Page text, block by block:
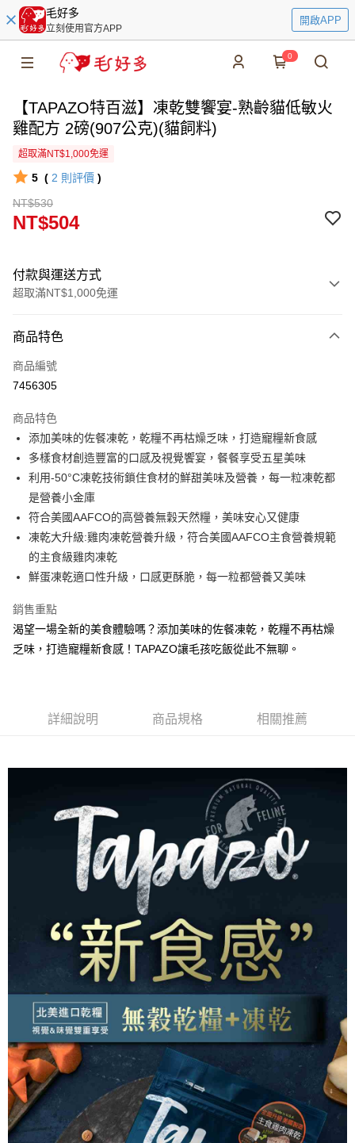
毛好多
立刻使用官方APP
開啟APP
0
【TAPAZO特百滋】凍乾雙饗宴-熟齡貓低敏火
雞配方 2磅(907公克)(貓飼料)
超取滿NT$1,000免運
5 ( 2 則評價 )
NT$530
NT$504
付款與運送方式
超取滿NT$1,000免運
信用卡一次付款
信用卡分期付款
合作金庫商業銀行
華南商業銀行
彰化商業銀行
上海商業儲蓄銀行
台北富邦商業銀行
國泰世華商業銀行
兆豐國際商業銀行
臺灣中小企業銀行
匯豐（台灣）商業銀行
華泰商業銀行
聯邦商業銀行
遠東國際商業銀行
元大商業銀行
永豐商業銀行
玉山商業銀行
台新國際商業銀行
中國信託商業銀行
超商取貨付款
LINE Pay
Apple Pay
街口支付
Google Pay
全盈+PAY
大哥付你分期
相關說明
流程，驗證手機門號後，選擇欲分期的期數、繳款截止日，確認付款後即完
1.分期款項不併入電信帳單，「大哥付你分期」於每月結算日後寄送繳費提
2.透過簡訊連結打開帳單後，可選擇「超商條碼／台灣大直營門市／銀行轉
帳／街口支付／iPASS MONEY」等通路繳費。
1.本服務係由「台灣大哥大股份有限公司」（以下簡稱本公司）所提供，讓
用戶於交易時，得透過本服務購買商品或服務，並由商店將買賣／分期付款
買賣價金債權讓與本公司後，依約使用本公司帳單繳交帳款。
2.基於同意付款使用「大哥付你分期」之契約關係目的，商店將以您的個人
資料（包含姓名、電話或地址）提供予台灣大哥大進項蒐集、處理及利用，
由本公司與您本人進行分期帳單所需資料之確認、核對及更正。
3.完整用戶服務條款，請詳閱以下連結：
https://oppay.tw/userRule
【關於「AFTEE先享後付」】
１．簡單：不需註冊會員、不需綁卡、不需儲值。
【「AFTEE先享後付」結帳流程】
１．於結帳方式選擇「AFTEE先享後付」後，將跳轉至「AFTEE先享後付」
結帳頁面，進行簡訊認證並確認金額後，即可完成結帳。
２．訂單成立數日內，您將收到繳費通知簡訊。
３．收到繳費通知簡訊後14天內，點擊此簡訊中的連結，可透過四大超商／
ATM／網路銀行／等多元方式進行付款，方視為交易完成。
※ 請注意：結帳手續完成當下不需立刻繳費，但若您需要取消訂單，請聯絡
購買商品的店家。未經商家同意取消之訂單仍視為有效，需透過AFTEE先享
後付繳納相關費用。
※ 交易是否成功請以「AFTEE先享後付 」之結帳頁面顯示為準，若有關於
是否繳費成功／繳費後需取消欲退款等相關疑問，請聯繫「AFTEE先享後付
客戶支援中心」
https://netprotections.freshdesk.com/support/home
【注意事項】
１．透過由恩沛科技股份有限公司提供之「AFTEE先享後付」服務完成之交
易，需依本服務之必要範圍內提供個人資料，並將交易相關給付款項請求債
權轉讓予恩沛科技股份有限公司。
２．關於個人資料處理事宜，請瀏覽以下網址：
https://aftee.tw/terms/#terms3
３．未成年的使用者請事先徵得法定代理人或監護人之同意方可使用
「AFTEE先享後付」，若未經同意申辦者引起之損失，本公司不負相關責
任。
４．使用「AFTEE先享後付」時，將依據個別帳號之用戶狀況，依本公司即
全家取貨付款
每筆NT$65，滿NT$1,000(含以上)免運費
付款後全家取貨
每筆NT$65，滿NT$1,000(含以上)免運費
7-11取貨付款
每筆NT$65，滿NT$1,000(含以上)免運費
付款後7-11取貨
每筆NT$65，滿NT$1,000(含以上)免運費
本島宅配
每筆NT$95，滿NT$1,000(含以上)免運費
離島宅配
每筆NT$180
貨到付款
商品特色
商品編號
7456305
商品特色
添加美味的佐餐凍乾，乾糧不再枯燥乏味，打造寵糧新食感
多樣食材創造豐富的口感及視覺饗宴，餐餐享受五星美味
利用-50°C凍乾技術鎖住食材的鮮甜美味及營養，每一粒凍乾都
是營養小金庫
符合美國AAFCO的高營養無穀天然糧，美味安心又健康
凍乾大升級:雞肉凍乾營養升級，符合美國AAFCO主食營養規範
的主食級雞肉凍乾
鮮蛋凍乾適口性升級，口感更酥脆，每一粒都營養又美味
銷售重點
渴望一場全新的美食體驗嗎？添加美味的佐餐凍乾，乾糧不再枯燥
乏味，打造寵糧新食感！TAPAZO讓毛孩吃飯從此不無聊。
詳細說明 商品規格 相關推薦